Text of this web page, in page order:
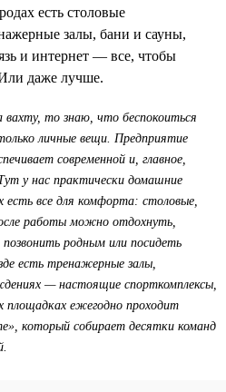
есть столовые
залы, бани и сауны,
и интернет — все, чтобы
даже лучше.
вахту, то знаю, что беспокоиться
личные вещи. Предприятие
современной и, главное,
у нас практически домашние
все для комфорта: столовые,
работы можно отдохнуть,
родным или посидеть
есть тренажерные залы,
— настоящие спорткомплексы,
площадках ежегодно проходит
который собирает десятки команд